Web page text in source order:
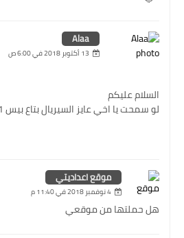
Alaa
13 أكتوبر 2018 في 6:00 ص
السلام عليكم
لو سمحت يا اخي عايز السيريال بتاع بيس 2011
موقع اعداديتي
4 نوفمبر 2018 في 11:40 م
هل حملتها من موقعي